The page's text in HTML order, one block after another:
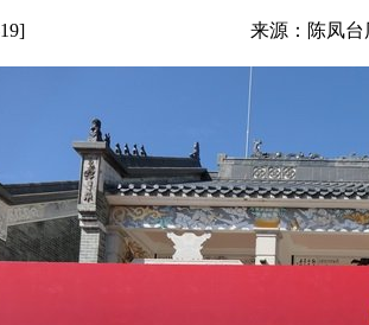
来源：陈凤